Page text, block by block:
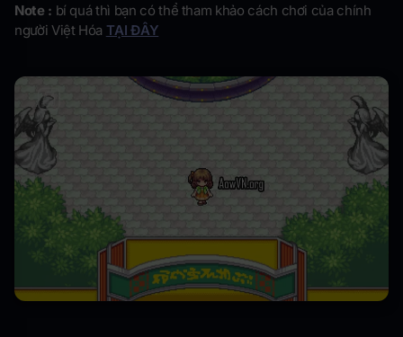
Note : bí quá thì bạn có thể tham khảo cách chơi của chính
người Việt Hóa TẠI ĐÂY